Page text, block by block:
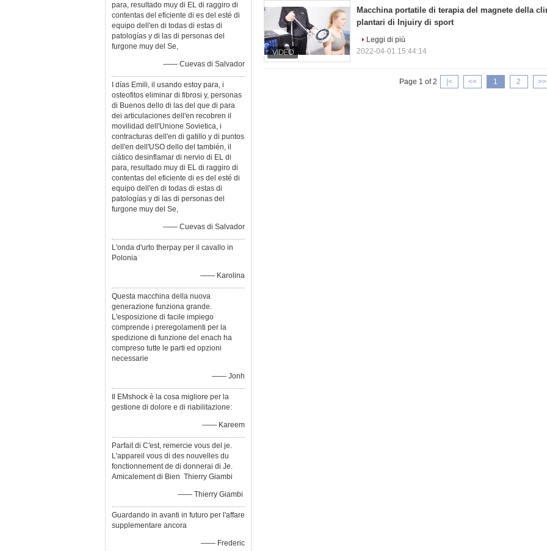
para, resultado muy di EL di raggiro di
contentas del eficiente di es del esté di
equipo dell'en di todas di estas di
patologías y di las di personas del
furgone muy del Se,
—— Cuevas di Salvador
I días Emili, il usando estoy para, i
osteofitos eliminar di fibrosi y, personas
di Buenos dello di las del que di para
dei articulaciones dell'en recobren il
movilidad dell'Unione Sovietica, i
contracturas dell'en di gatillo y di puntos
dell'en dell'USO dello del también, il
ciático desinflamar di nervio di EL di
para, resultado muy di EL di raggiro di
contentas del eficiente di es del esté di
equipo dell'en di todas di estas di
patologías y di las di personas del
furgone muy del Se,
—— Cuevas di Salvador
L'onda d'urto therpay per il cavallo in
Polonia
—— Karolina
Questa macchina della nuova
generazione funziona grande.
L'esposizione di facile impiego
comprende i preregolamenti per la
spedizione di funzione del enach ha
compreso tutte le parti ed opzioni
necessarie
—— Jonh
Il EMshock è la cosa migliore per la
gestione di dolore e di riabilitazione:
—— Kareem
Parfait di C'est, remercie vous del je.
L'appareil vous di des nouvelles du
fonctionnement de di donnerai di Je.
Amicalement di Bien Thierry Giambi
—— Thierry Giambi
Guardando in avanti in futuro per l'affare
supplementare ancora
—— Frederic
Macchina portatile di terapia del magnete della
plantari di Injuiry di sport
Leggi di più
2022-04-01 15:44:14
Page 1 of 2 |< << 1 2 >>